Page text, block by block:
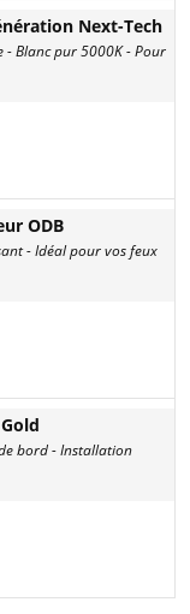
Next-Tech
Blanc pur 5000K - Pour
ODB
- Idéal pour vos feux
bord - Installation